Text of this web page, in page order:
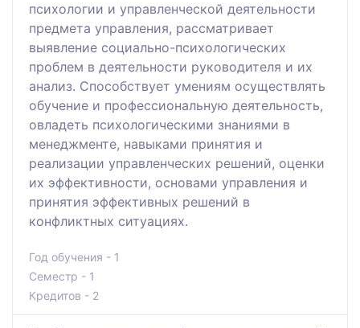
психологии и управленческой деятельности
предмета управления, рассматривает
выявление социально-психологических
проблем в деятельности руководителя и их
анализ. Способствует умениям осуществлять
обучение и профессиональную деятельность,
овладеть психологическими знаниями в
менеджменте, навыками принятия и
реализации управленческих решений, оценки
их эффективности, основами управления и
принятия эффективных решений в
конфликтных ситуациях.
Год обучения - 1
Семестр - 1
Кредитов - 2